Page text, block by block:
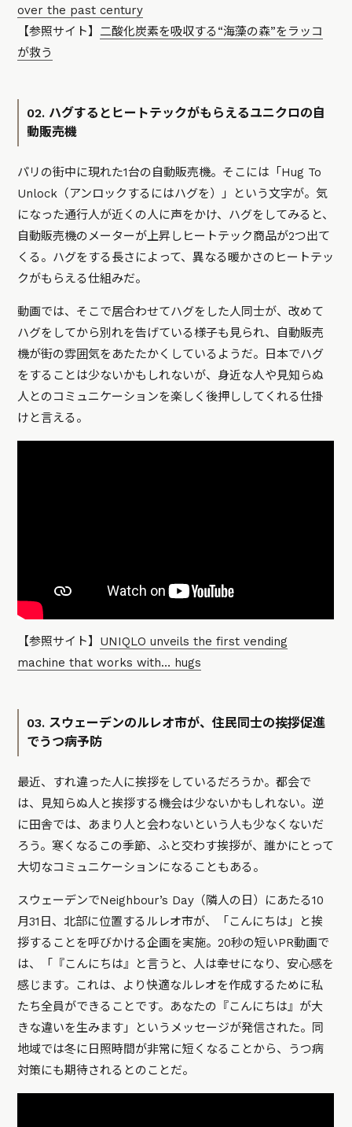
over the past century
【参照サイト】二酸化炭素を吸収する“海藻の森”をラッコ
が救う
02. ハグするとヒートテックがもらえるユニクロの自
動販売機
パリの街中に現れた1台の自動販売機。そこには「Hug To
Unlock（アンロックするにはハグを）」という文字が。気
になった通行人が近くの人に声をかけ、ハグをしてみると、
自動販売機のメーターが上昇しヒートテック商品が2つ出て
くる。ハグをする長さによって、異なる暖かさのヒートテッ
クがもらえる仕組みだ。
動画では、そこで居合わせてハグをした人同士が、改めて
ハグをしてから別れを告げている様子も見られ、自動販売
機が街の雰囲気をあたたかくしているようだ。日本でハグ
をすることは少ないかもしれないが、身近な人や見知らぬ
人とのコミュニケーションを楽しく後押ししてくれる仕掛
けと言える。
【参照サイト】 UNIQLO unveils the first vending
machine that works with… hugs
03. スウェーデンのルレオ市が、住民同士の挨拶促進
でうつ病予防
最近、すれ違った人に挨拶をしているだろうか。都会で
は、見知らぬ人と挨拶する機会は少ないかもしれない。逆
に田舎では、あまり人と会わないという人も少なくないだ
ろう。寒くなるこの季節、ふと交わす挨拶が、誰かにとって
大切なコミュニケーションになることもある。
スウェーデンでNeighbour’s Day（隣人の日）にあたる10
月31日、北部に位置するルレオ市が、「こんにちは」と挨
拶することを呼びかける企画を実施。20秒の短いPR動画で
は、「『こんにちは』と言うと、人は幸せになり、安心感を
感じます。これは、より快適なルレオを作成するために私
たち全員ができることです。あなたの『こんにちは』が大
きな違いを生みます」というメッセージが発信された。同
地域では冬に日照時間が非常に短くなることから、うつ病
対策にも期待されるとのことだ。